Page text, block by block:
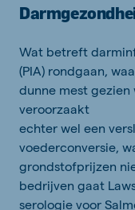
Wat betreft
(PIA) rondgaan,
dunne mest
veroorzaakt
echter wel een
voederconversie,
grondstofprijzen
bedrijven gaat
serologie voor